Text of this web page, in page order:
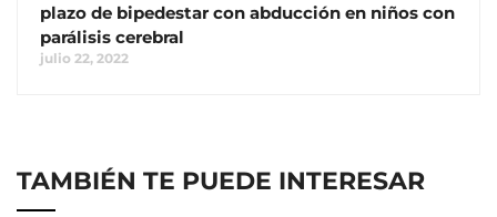
plazo de bipedestar con abducción en niños con
parálisis cerebral
julio 22, 2022
TAMBIÉN TE PUEDE INTERESAR